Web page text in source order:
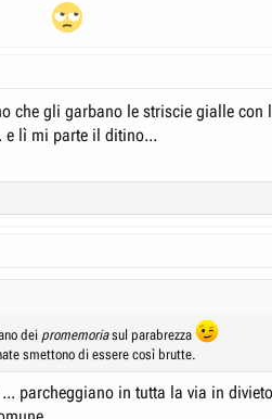
che gli garbano le striscie gialle con
e lì mi parte il ditino...
dei promemoriasul parabrezza
smettono di essere così brutte.
parcheggiano in tutta la via in